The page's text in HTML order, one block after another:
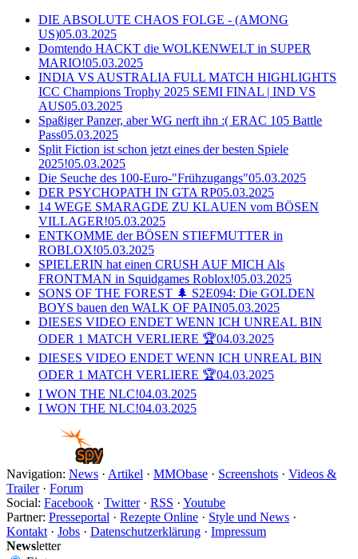
DIE ABSOLUTE CHAOS FOLGE - (AMONG
US)05.03.2025
Domtendo HACKT die WOLKENWELT in SUPER
MARIO!05.03.2025
INDIA VS AUSTRALIA FULL MATCH HIGHLIGHTS
ICC Champions Trophy 2025 SEMI FINAL | IND VS
AUS05.03.2025
Spaßiger Panzer, aber WG nerft ihn :( ERAC 105 Battle
Pass05.03.2025
Split Fiction ist schon jetzt eines der besten Spiele
2025!05.03.2025
Die Seuche des 100-Euro-"Frühzugangs"05.03.2025
DER PSYCHOPATH IN GTA RP05.03.2025
14 WEGE SMARAGDE ZU KLAUEN vom BÖSEN
VILLAGER!05.03.2025
ENTKOMME der BÖSEN STIEFMUTTER in
ROBLOX!05.03.2025
SPIELERIN hat einen CRUSH AUF MICH Als
FRONTMAN in Squidgames Roblox!05.03.2025
SONS OF THE FOREST 🌲 S2E094: Die GOLDEN
BOYS bauen den WALK OF PAIN05.03.2025
DIESES VIDEO ENDET WENN ICH UNREAL BIN
ODER 1 MATCH VERLIERE 🏆04.03.2025
DIESES VIDEO ENDET WENN ICH UNREAL BIN
ODER 1 MATCH VERLIERE 🏆04.03.2025
I WON THE NLC!04.03.2025
I WON THE NLC!04.03.2025
Navigation: News · Artikel · MMObase · Screenshots · Videos &
Trailer· Forum
Social: Facebook · Twitter· RSS · Youtube
Partner: Presseportal · Rezepte Online · Style und News ·
Kontakt · Jobs · Datenschutzerklärung · Impressum
Newsletter